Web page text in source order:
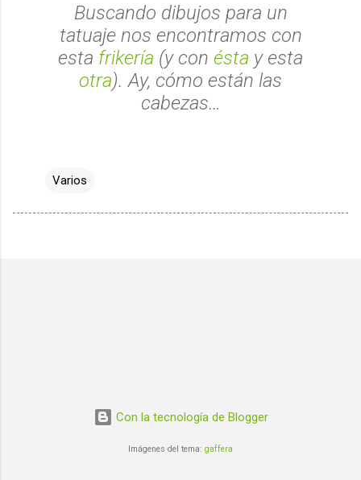
Buscando dibujos para un
tatuaje nos encontramos con
esta frikería (y con ésta y esta
otra). Ay, cómo están las
cabezas…
Varios
Con la tecnología de Blogger
Imágenes del tema: gaffera